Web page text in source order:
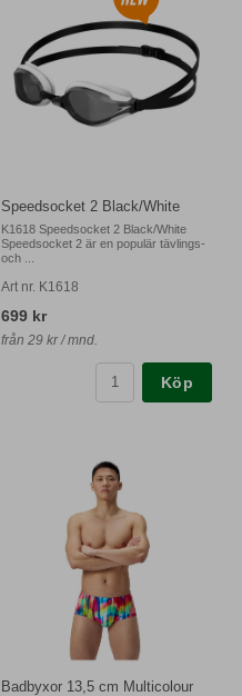
Speedsocket 2 Black/White
K1618 Speedsocket 2 Black/White
Speedsocket 2 är en populär tävlings-
och ...
Art nr. K1618
699 kr
från 29 kr / mnd.
Köp
Badbyxor 13,5 cm Multicolour